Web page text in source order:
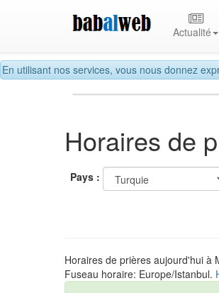
En utilisant nos services, vous nous donnez
Actualité
Horaires de
Pays :
Horaires de prières aujourd'hui à
Fuseau horaire: Europe/Istanbul.